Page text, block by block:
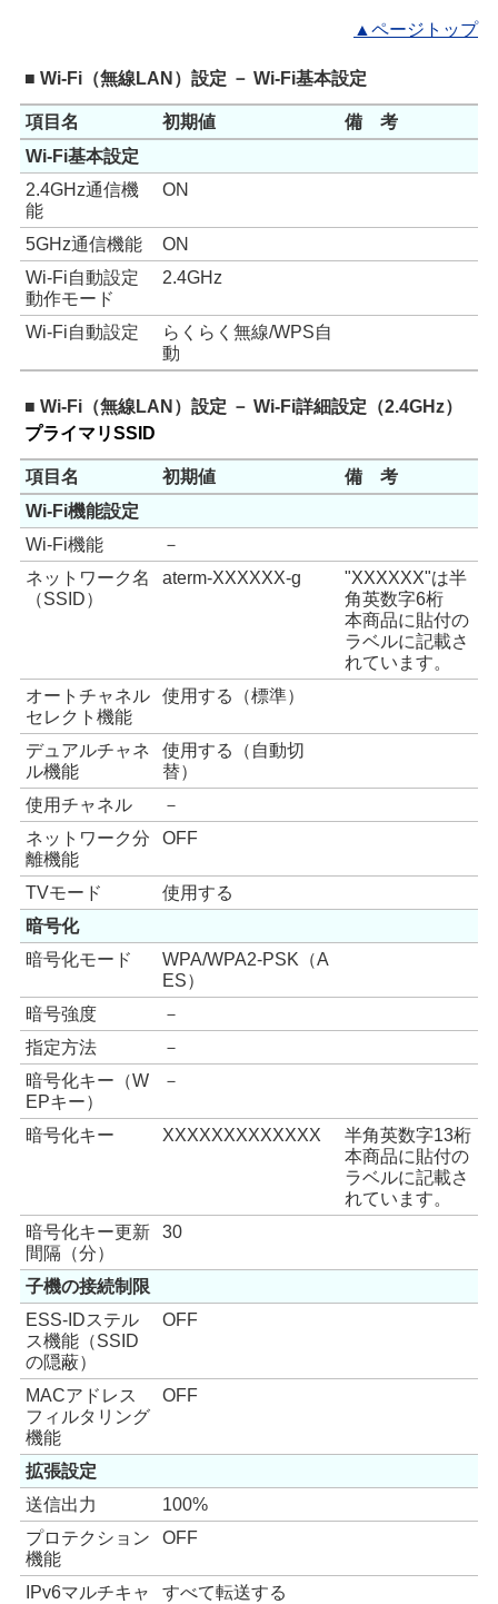
▲ページトップ
■ Wi-Fi（無線LAN）設定 － Wi-Fi基本設定
項目名 初期値
備 考
Wi-Fi基本設定
2.4GHz通信機
能
ON
5GHz通信機能
ON
Wi-Fi自動設定
動作モード
2.4GHz
Wi-Fi自動設定
らくらく無線/WPS自
動
■ Wi-Fi（無線LAN）設定 － Wi-Fi詳細設定（2.4GHz）
プライマリSSID
項目名 初期値
備 考
Wi-Fi機能設定
Wi-Fi機能
－
ネットワーク名
（SSID）
aterm-XXXXXX-g
"XXXXXX"は半
角英数字6桁
本商品に貼付の
ラベルに記載さ
れています。
オートチャネル
セレクト機能
使用する（標準）
デュアルチャネ
ル機能
使用する（自動切
替）
使用チャネル
－
ネットワーク分
離機能
OFF
TVモード
使用する
暗号化
暗号化モード
WPA/WPA2-PSK（A
ES）
暗号強度
－
指定方法
－
暗号化キー（W
EPキー）
－
暗号化キー XXXXXXXXXXXXX
半角英数字13桁
本商品に貼付の
ラベルに記載さ
れています。
暗号化キー更新
間隔（分）
30
子機の接続制限
ESS-IDステル
ス機能（SSID
の隠蔽）
OFF
MACアドレス
フィルタリング
機能
OFF
拡張設定
送信出力
100%
プロテクション
機能
OFF
IPv6マルチキャ すべて転送する